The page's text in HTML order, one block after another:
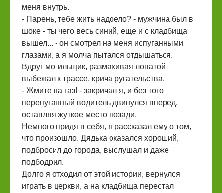
меня внутрь.
- Парень, тебе жить надоело? - мужчина был в
шоке - ты чего весь синий, еще и с кладбища
вышел... - он смотрел на меня испуганными
глазами, а я молча пытался отдышаться.
Вдруг могильщик, размахивая лопатой
выбежал к трассе, крича ругательства.
- Жмите на газ! - закричал я, и без того
перепуганный водитель двинулся вперед,
оставляя жуткое место позади.
Немного придя в себя, я рассказал ему о том,
что произошло. Дядька оказался хороший,
подбросил до города, выслушал и даже
подбодрил.
Долго я отходил от этой истории, вернулся
играть в церкви, а на кладбища перестал